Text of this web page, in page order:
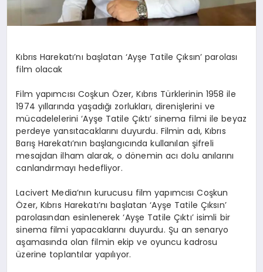
Kıbrıs Harekatı’nı başlatan ‘Ayşe Tatile Çıksın’ parolası
film olacak
Film yapımcısı Coşkun Özer, Kıbrıs Türklerinin 1958 ile
1974 yıllarında yaşadığı zorlukları, direnişlerini ve
mücadelelerini ‘Ayşe Tatile Çıktı’ sinema filmi ile beyaz
perdeye yansıtacaklarını duyurdu. Filmin adı, Kıbrıs
Barış Harekatı’nın başlangıcında kullanılan şifreli
mesajdan ilham alarak, o dönemin acı dolu anılarını
canlandırmayı hedefliyor.
Lacivert Media’nın kurucusu film yapımcısı Coşkun
Özer, Kıbrıs Harekatı’nı başlatan ‘Ayşe Tatile Çıksın’
parolasından esinlenerek ‘Ayşe Tatile Çıktı’ isimli bir
sinema filmi yapacaklarını duyurdu. Şu an senaryo
aşamasında olan filmin ekip ve oyuncu kadrosu
üzerine toplantılar yapılıyor.